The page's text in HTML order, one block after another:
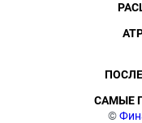
©
САМЫЕ